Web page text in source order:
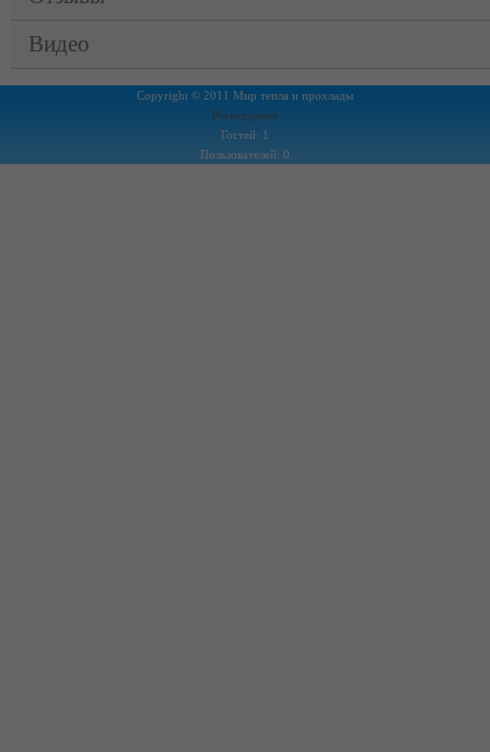
Видео
Copyright © 2011 Мир тепла и прохлады
Регистрация
Гостей: 1
Пользователей: 0